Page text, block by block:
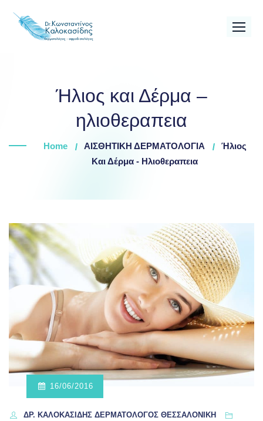
Ήλιος και Δέρμα –
ηλιοθεραπεια
Home ΑΙΣΘΗΤΙΚΗ ΔΕΡΜΑΤΟΛΟΓΙΑ
Ήλιος
Και Δέρμα - Ηλιοθεραπεια
16/06/2016
ΔΡ. ΚΑΛΟΚΑΣΊΔΗΣ ΔΕΡΜΑΤΟΛΌΓΟΣ ΘΕΣΣΑΛΟΝΊΚΗ